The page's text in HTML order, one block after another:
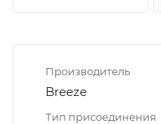
Производитель
Breeze
Тип присоединения